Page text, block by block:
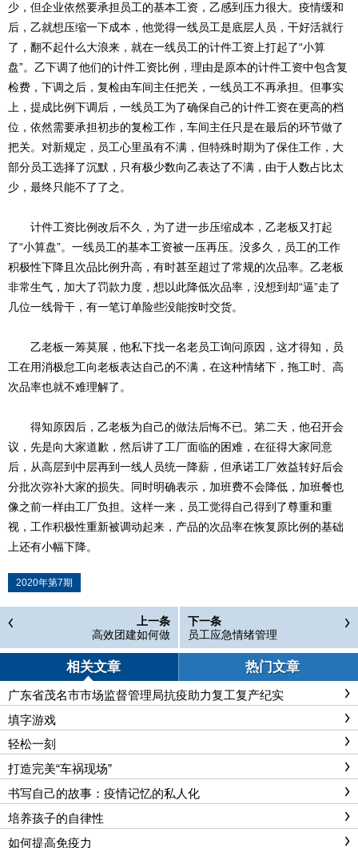
少，但企业依然要承担员工的基本工资，乙感到压力很大。疫情缓和
后，乙就想压缩一下成本，他觉得一线员工是底层人员，干好活就行
了，翻不起什么大浪来，就在一线员工的计件工资上打起了“小算
盘”。乙下调了他们的计件工资比例，理由是原本的计件工资中包含复
检费，下调之后，复检由车间主任把关，一线员工不再承担。但事实
上，提成比例下调后，一线员工为了确保自己的计件工资在更高的档
位，依然需要承担初步的复检工作，车间主任只是在最后的环节做了
把关。对新规定，员工心里虽有不满，但特殊时期为了保住工作，大
部分员工选择了沉默，只有极少数向乙表达了不满，由于人数占比太
少，最终只能不了了之。
计件工资比例改后不久，为了进一步压缩成本，乙老板又打起
了“小算盘”。一线员工的基本工资被一压再压。没多久，员工的工作
积极性下降且次品比例升高，有时甚至超过了常规的次品率。乙老板
非常生气，加大了罚款力度，想以此降低次品率，没想到却“逼”走了
几位一线骨干，有一笔订单险些没能按时交货。
乙老板一筹莫展，他私下找一名老员工询问原因，这才得知，员
工在用消极怠工向老板表达自己的不满，在这种情绪下，拖工时、高
次品率也就不难理解了。
得知原因后，乙老板为自己的做法后悔不已。第二天，他召开会
议，先是向大家道歉，然后讲了工厂面临的困难，在征得大家同意
后，从高层到中层再到一线人员统一降薪，但承诺工厂效益转好后会
分批次弥补大家的损失。同时明确表示，加班费不会降低，加班餐也
像之前一样由工厂负担。这样一来，员工觉得自己得到了尊重和重
视，工作积极性重新被调动起来，产品的次品率在恢复原比例的基础
上还有小幅下降。
2020年第7期
上一条
高效团建如何做
下一条
员工应急情绪管理
相关文章 热门文章
广东省茂名市市场监督管理局抗疫助力复工复产纪实
填字游戏
轻松一刻
打造完美“车祸现场”
书写自己的故事：疫情记忆的私人化
培养孩子的自律性
如何提高免疫力